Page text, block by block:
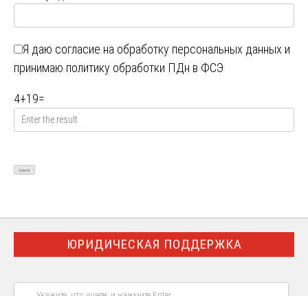
Я даю согласие на обработку персональных данных и
принимаю политику обработки ПДн в ФСЭ
4+19=
ЮРИДИЧЕСКАЯ ПОДДЕРЖКА